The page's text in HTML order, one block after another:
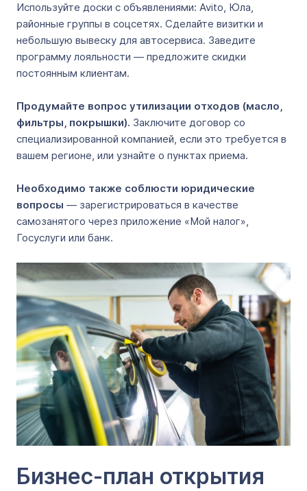
Используйте доски с объявлениями: Avito, Юла,
районные группы в соцсетях. Сделайте визитки и
небольшую вывеску для автосервиса. Заведите
программу лояльности ― предложите скидки
постоянным клиентам.
Продумайте вопрос утилизации отходов (масло,
фильтры, покрышки). Заключите договор со
специализированной компанией, если это требуется в
вашем регионе, или узнайте о пунктах приема.
Необходимо также соблюсти юридические
вопросы ― зарегистрироваться в качестве
самозанятого через приложение «Мой налог»,
Госуслуги или банк.
Бизнес-план открытия